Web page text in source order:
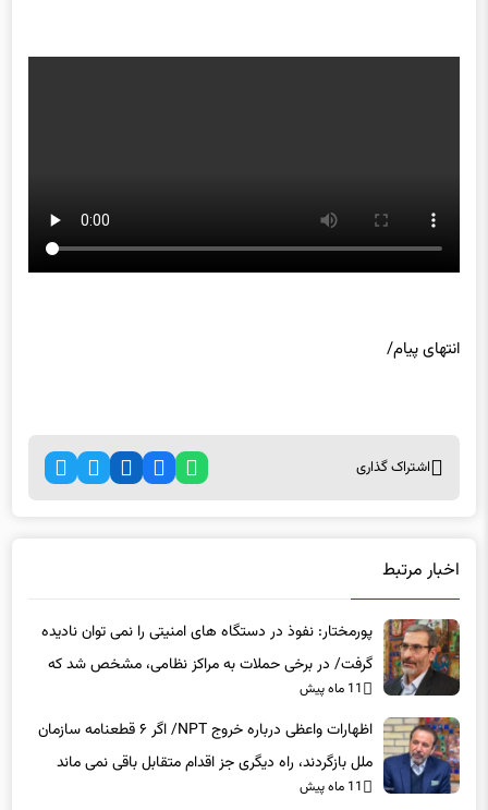
انتهای پیام/
اشتراک گذاری
اخبار مرتبط
پورمختار: نفوذ در دستگاه های امنیتی را نمی توان نادیده
گرفت/ در برخی حملات به مراکز نظامی، مشخص شد که
عوامل نفوذی دخیل بوده‌اند
11 ماه پیش
اظهارات واعظی درباره خروج NPT/ اگر ۶ قطعنامه سازمان
ملل بازگردند، راه دیگری جز اقدام متقابل باقی نمی‌ ماند
11 ماه پیش